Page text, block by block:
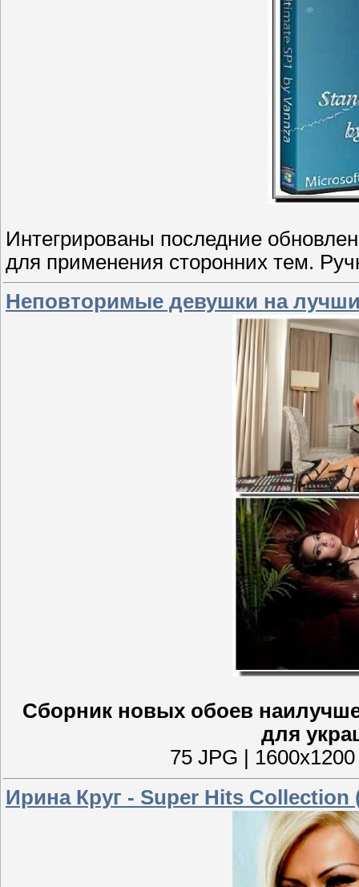
Интегрированы последние
для применения сторонних тем.
Неповторимые девушки на
Сборник новых обоев
для
75 JPG |
Ирина Круг - Super Hits Collection